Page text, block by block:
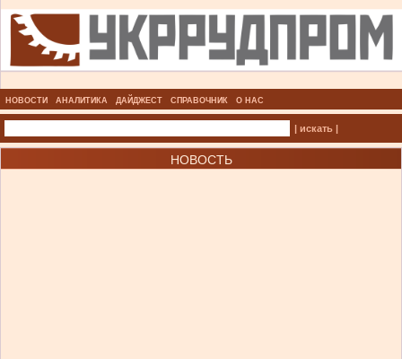
НОВОСТИ АНАЛИТИКА ДАЙДЖЕСТ СПРАВОЧНИК О НАС
| искать |
НОВОСТЬ